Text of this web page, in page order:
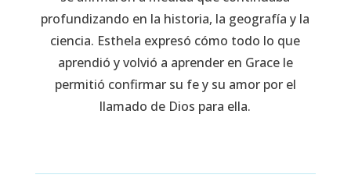
profundizando en la historia, la geografía y la
ciencia. Esthela expresó cómo todo lo que
aprendió y volvió a aprender en Grace le
permitió confirmar su fe y su amor por el
llamado de Dios para ella.